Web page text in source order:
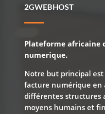
2GWEBHOST
Plateforme
numerique.
Notre but principal
facture numérique
différentes structures
moyens humains et